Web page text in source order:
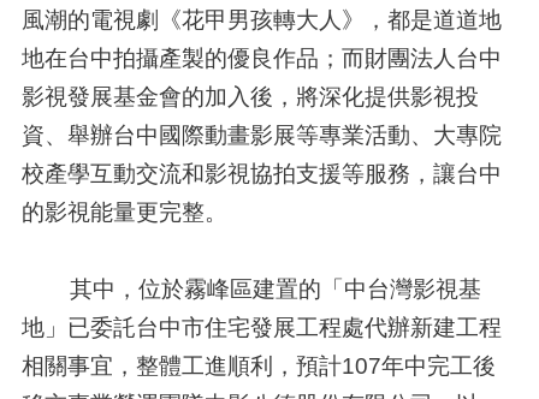
風潮的電視劇《花甲男孩轉大人》，都是道道地
地在台中拍攝產製的優良作品；而財團法人台中
影視發展基金會的加入後，將深化提供影視投
資、舉辦台中國際動畫影展等專業活動、大專院
校產學互動交流和影視協拍支援等服務，讓台中
的影視能量更完整。
其中，位於霧峰區建置的「中台灣影視基
地」已委託台中市住宅發展工程處代辦新建工程
相關事宜，整體工進順利，預計107年中完工後